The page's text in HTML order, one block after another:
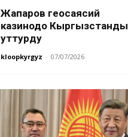
Жапаров геосаясий
казинодо Кыргызстанды
уттурду
kloopkyrgyz - 07/07/2026